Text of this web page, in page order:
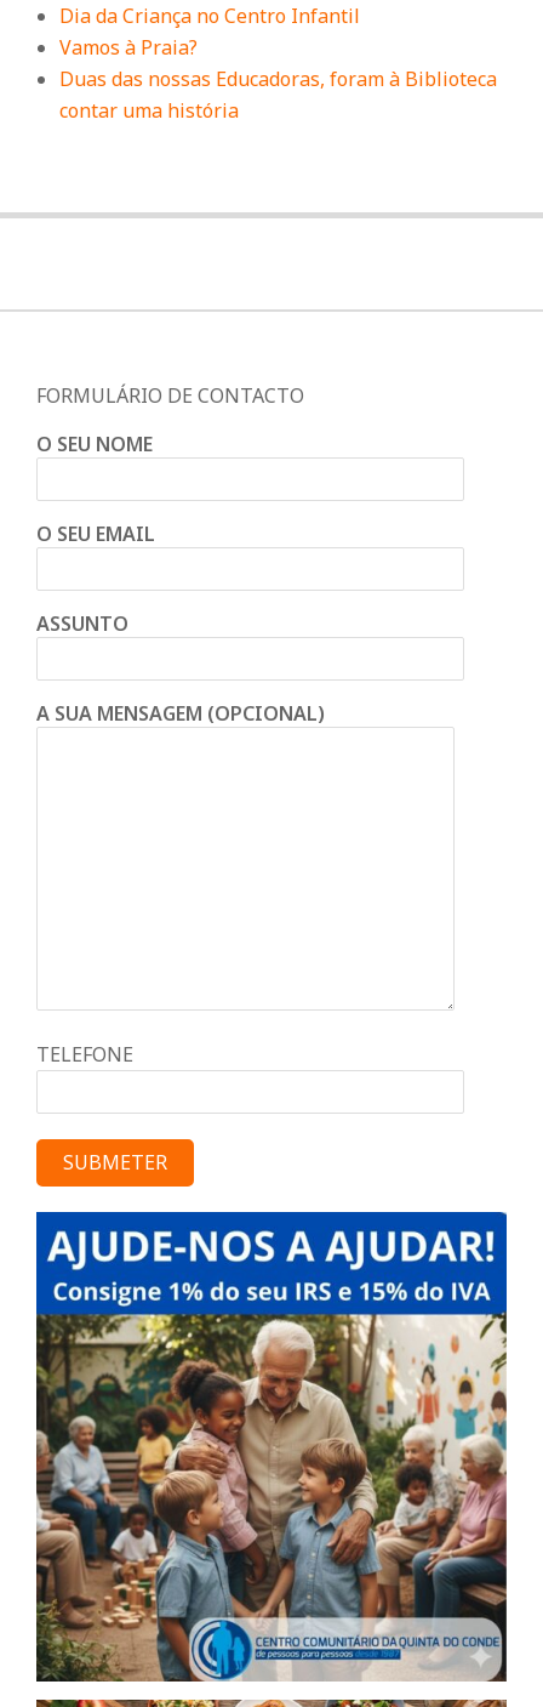
Dia da Criança no Centro Infantil
Vamos à Praia?
Duas das nossas Educadoras, foram à Biblioteca
contar uma história
FORMULÁRIO DE CONTACTO
O SEU NOME
O SEU EMAIL
ASSUNTO
A SUA MENSAGEM (OPCIONAL)
TELEFONE